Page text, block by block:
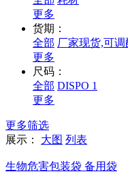
更多
货期：
全部 厂家现货,可调
更多
尺码：
全部 DISPO 1
更多
更多筛选
展示：
大图 列表
生物危害包装袋 备用袋